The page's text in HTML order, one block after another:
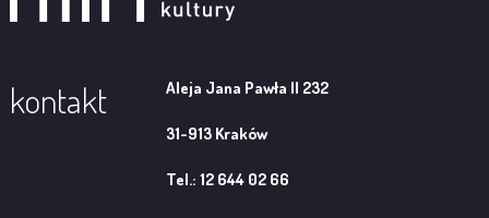
kontakt Aleja Jana Pawła II 232
31-913 Kraków
Tel.: 12 644 02 66